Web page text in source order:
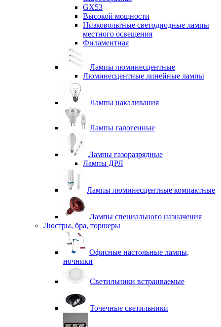
GX53
Высокой мощности
Низковольтные светодиодные лампы
местного освещения
Филаментная
Лампы люминесцентные
Люминесцентные линейные лампы
Лампы накаливания
Лампы галогенные
Лампы газоразрядные
Лампы ДРЛ
Лампы люминесцентные компактные
Лампы специального назначения
Люстры, бра, торшеры
Офисные настольные лампы,
ночники
Светильники встраиваемые
Точечные светильники